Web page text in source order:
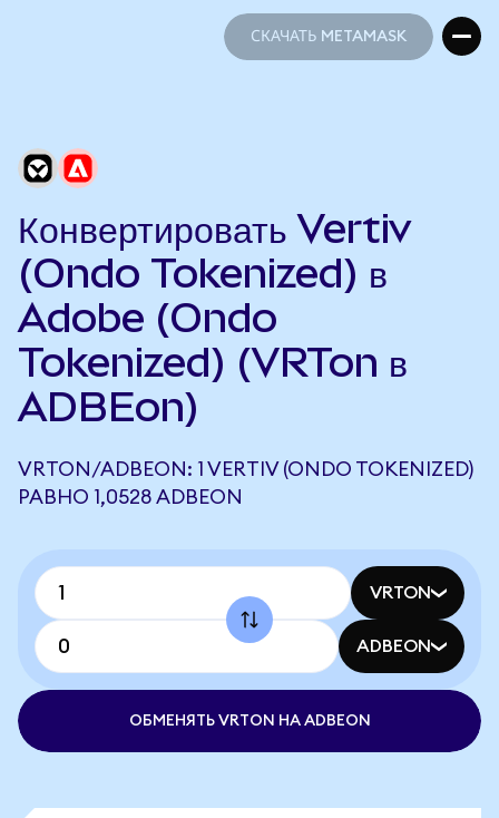
СКАЧАТЬ METAMASK
Конвертировать Vertiv
(Ondo Tokenized) в
Adobe (Ondo
Tokenized) (VRTon в
ADBEon)
VRTON/ADBEON: 1 VERTIV (ONDO TOKENIZED)
РАВНО 1,0528 ADBEON
VRTON
ADBEON
ОБМЕНЯТЬ VRTON НА ADBEON